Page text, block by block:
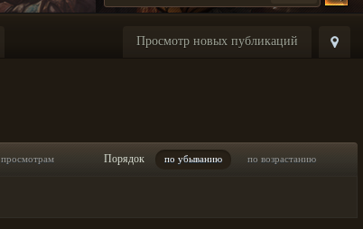
Просмотр новых публикаций
просмотрам Порядок по убыванию по возрастанию